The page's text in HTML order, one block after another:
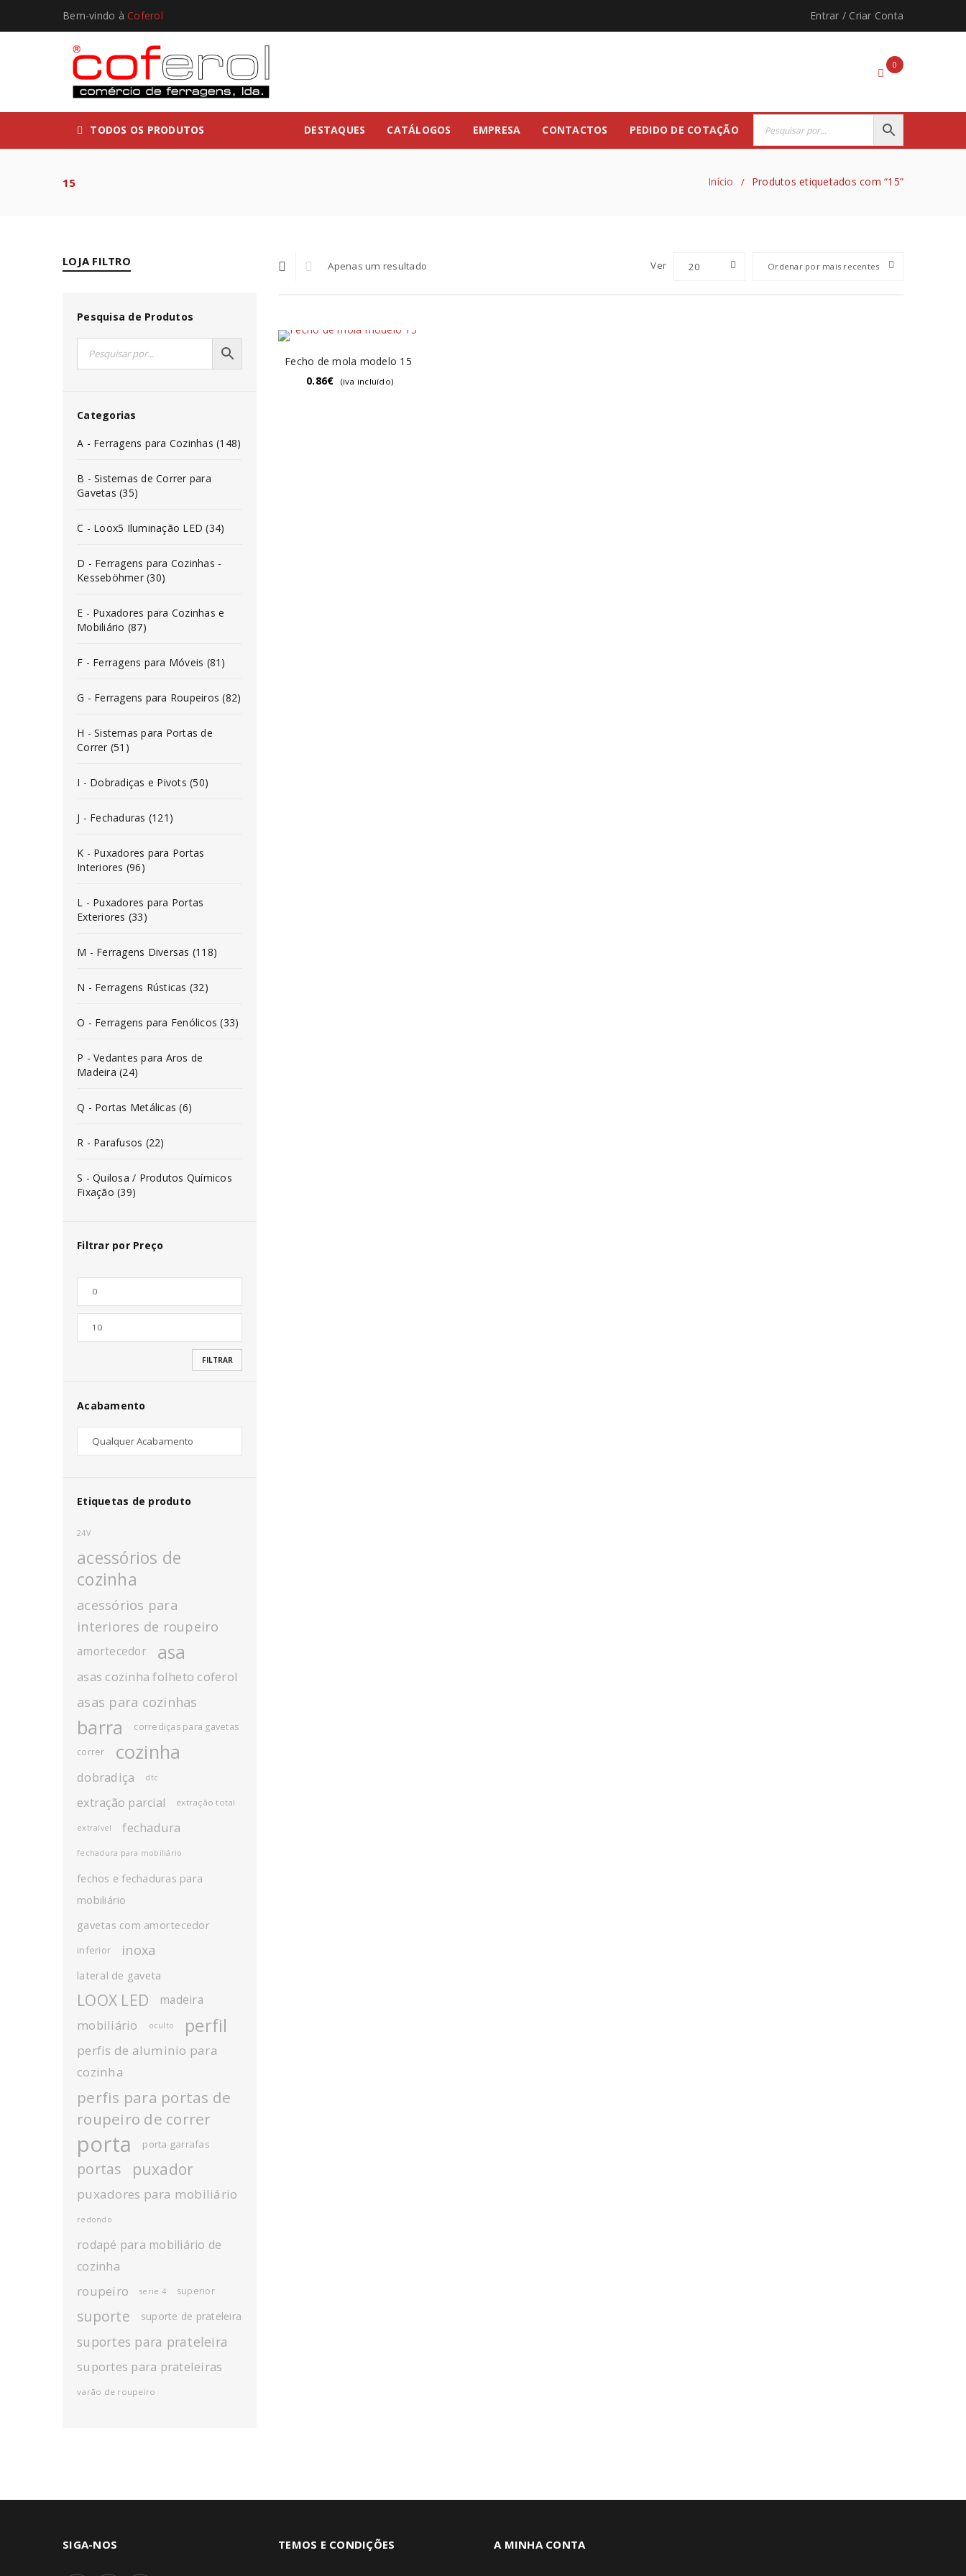
*
INICIAR SESSÃO
Bem-vindo à Coferol Entrar / Criar Conta
0
TODOS OS PRODUTOS DESTAQUES CATÁLOGOS EMPRESA CONTACTOS PEDIDO DE COTAÇÃO
15 Início / Produtos etiquetados com “15”
LOJA FILTRO
Pesquisa de Produtos
Categorias
A - Ferragens para Cozinhas (148)
B - Sistemas de Correr para
Gavetas (35)
C - Loox5 Iluminação LED (34)
D - Ferragens para Cozinhas -
Kesseböhmer (30)
E - Puxadores para Cozinhas e
Mobiliário (87)
F - Ferragens para Móveis (81)
G - Ferragens para Roupeiros (82)
H - Sistemas para Portas de
Correr (51)
I - Dobradiças e Pivots (50)
J - Fechaduras (121)
K - Puxadores para Portas
Interiores (96)
L - Puxadores para Portas
Exteriores (33)
M - Ferragens Diversas (118)
N - Ferragens Rústicas (32)
O - Ferragens para Fenólicos (33)
P - Vedantes para Aros de
Madeira (24)
Q - Portas Metálicas (6)
R - Parafusos (22)
S - Quilosa / Produtos Químicos
Fixação (39)
Filtrar por Preço
FILTRAR
Acabamento
Etiquetas de produto
24V
acessórios de
cozinha
acessórios para
interiores de roupeiro
amortecedor asa
asas cozinha folheto coferol
asas para cozinhas
barra corrediças para gavetas
correr cozinha
dobradiça dtc
extração parcial extração total
extraível fechadura
fechadura para mobiliário
fechos e fechaduras para
mobiliário
gavetas com amortecedor
inferior inoxa
lateral de gaveta
LOOX LED madeira
mobiliário oculto perfil
perfis de aluminio para
cozinha
perfis para portas de
roupeiro de correr
porta porta garrafas
portas puxador
puxadores para mobiliário
redondo
rodapé para mobiliário de
cozinha
roupeiro serie 4 superior
suporte suporte de prateleira
suportes para prateleira
suportes para prateleiras
varão de roupeiro
Apenas um resultado Ordenar por mais recentes
Ver 20
Fecho de mola modelo 15
0.86€ (iva incluído)
SIGA-NOS TEMOS E CONDIÇÕES A MINHA CONTA